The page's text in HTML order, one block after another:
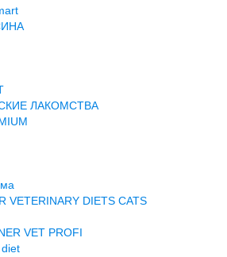
ЛАКОМСТВА
VETERINARY DIETS CATS
VET PROFI